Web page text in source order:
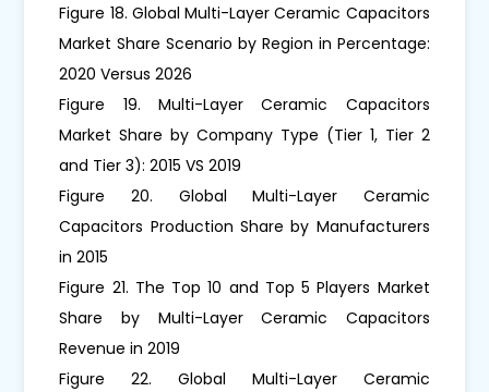
Figure 18. Global Multi-Layer Ceramic Capacitors
Market Share Scenario by Region in Percentage:
2020 Versus 2026
Figure 19. Multi-Layer Ceramic Capacitors
Market Share by Company Type (Tier 1, Tier 2
and Tier 3): 2015 VS 2019
Figure 20. Global Multi-Layer Ceramic
Capacitors Production Share by Manufacturers
in 2015
Figure 21. The Top 10 and Top 5 Players Market
Share by Multi-Layer Ceramic Capacitors
Revenue in 2019
Figure 22. Global Multi-Layer Ceramic